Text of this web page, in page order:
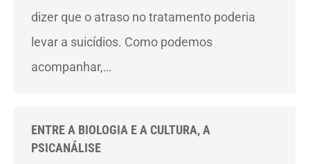
dizer que o atraso no tratamento poderia
levar a suicídios. Como podemos
acompanhar,…
ENTRE A BIOLOGIA E A CULTURA, A
PSICANÁLISE